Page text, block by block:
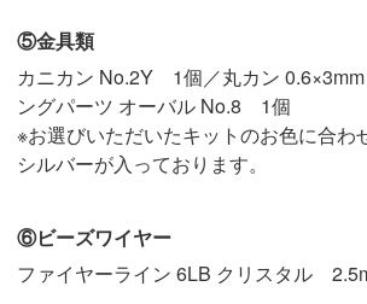
⑤金具類
カニカン No.2Y 1個／丸カン
ングパーツ オーバル No.8 1個
※お選びいただいたキットのお色に合わ
シルバーが入っております。
⑥ビーズワイヤー
ファイヤーライン 6LB クリスタル